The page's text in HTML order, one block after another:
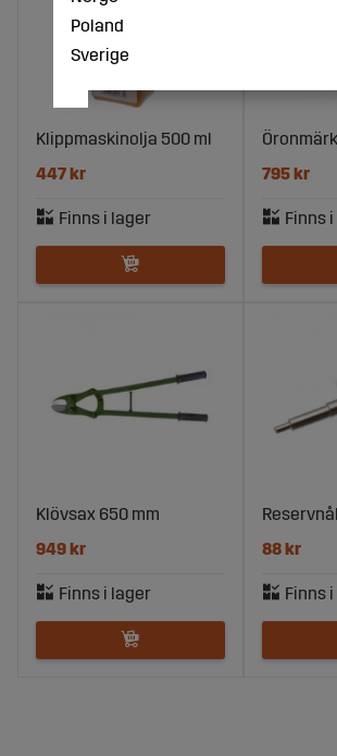
Klippmaskinolja 500 ml
447 kr
795 kr
Klövsax 650 mm
949 kr
Reservnål
88 kr
Poland
Sverige